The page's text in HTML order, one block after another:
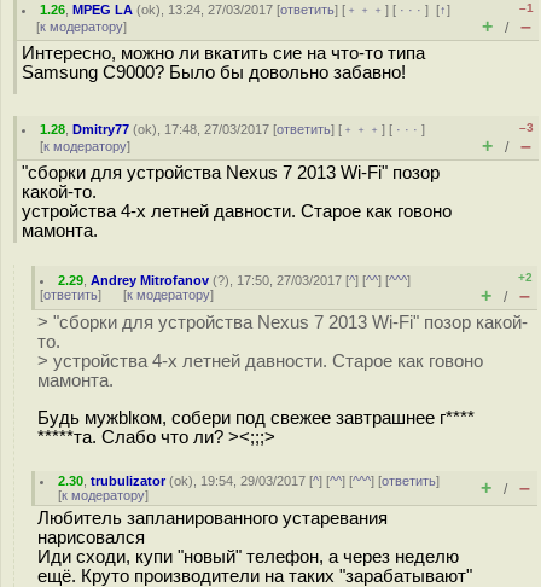
1.26 ,MPEG LA (ok), 13:24, 27/03/2017 [ответить] [ ﹢﹢﹢] [ · · ·][↑]
[к модератору]
–1
+ / –
Интересно, можно ли вкатить сие на что-то типа
Samsung C9000? Было бы довольно забавно!
1.28 ,Dmitry77 (ok), 17:48, 27/03/2017 [ответить] [ ﹢﹢﹢] [ · · ·]
[к модератору]
–3
+ / –
"сборки для устройства Nexus 7 2013 Wi-Fi" позор
какой-то.
устройства 4-х летней давности. Старое как говоно
мамонта.
2.29 ,Andrey Mitrofanov (?), 17:50, 27/03/2017 [^] [^^] [^^^]
[ответить] [к модератору]
+2
+ / –
> "сборки для устройства Nexus 7 2013 Wi-Fi" позор какой-
то.
> устройства 4-х летней давности. Старое как говоно
мамонта.
Будь мужblком, собери под свежее завтрашнее г****
*****та. Слабо что ли? ><;;;>
2.30 ,trubulizator(ok), 19:54, 29/03/2017 [^] [^^] [^^^] [ответить]
[к модератору] + / –
Любитель запланированного устаревания
нарисовался
Иди сходи, купи "новый" телефон, а через неделю
ещё. Круто производители на таких "зарабатывают"